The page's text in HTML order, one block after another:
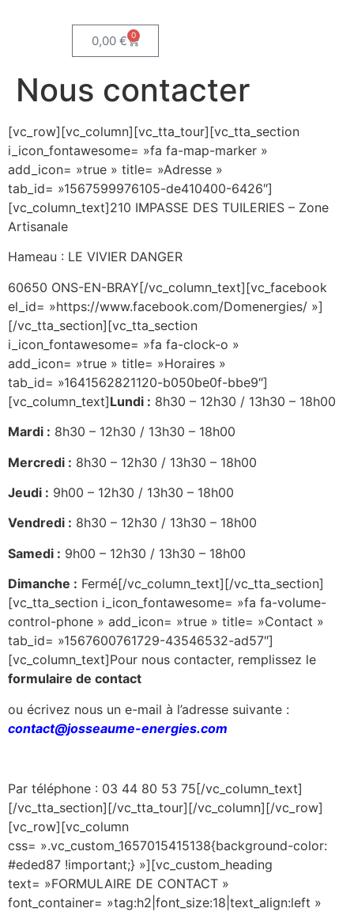
0,00€ 0
Nous contacter
[vc_row][vc_column][vc_tta_tour][vc_tta_section
i_icon_fontawesome= »fa fa-map-marker »
add_icon= »true » title= »Adresse »
tab_id= »1567599976105-de410400-6426″]
[vc_column_text]210 IMPASSE DES TUILERIES – Zone
Artisanale
Hameau : LE VIVIER DANGER
60650 ONS-EN-BRAY[/vc_column_text][vc_facebook
el_id= »https://www.facebook.com/Domenergies/ »]
[/vc_tta_section][vc_tta_section
i_icon_fontawesome= »fa fa-clock-o »
add_icon= »true » title= »Horaires »
tab_id= »1641562821120-b050be0f-bbe9″]
[vc_column_text]Lundi : 8h30 – 12h30 / 13h30 – 18h00
Mardi : 8h30 – 12h30 / 13h30 – 18h00
Mercredi : 8h30 – 12h30 / 13h30 – 18h00
Jeudi : 9h00 – 12h30 / 13h30 – 18h00
Vendredi : 8h30 – 12h30 / 13h30 – 18h00
Samedi : 9h00 – 12h30 / 13h30 – 18h00
Dimanche : Fermé[/vc_column_text][/vc_tta_section]
[vc_tta_section i_icon_fontawesome= »fa fa-volume-
control-phone » add_icon= »true » title= »Contact »
tab_id= »1567600761729-43546532-ad57″]
[vc_column_text]Pour nous contacter, remplissez le
formulaire de contact
ou écrivez nous un e-mail à l’adresse suivante :
contact@josseaume-energies.com
Par téléphone : 03 44 80 53 75[/vc_column_text]
[/vc_tta_section][/vc_tta_tour][/vc_column][/vc_row]
[vc_row][vc_column
css= ».vc_custom_1657015415138{background-color:
#eded87 !important;} »][vc_custom_heading
text= »FORMULAIRE DE CONTACT »
font_container= »tag:h2|font_size:18|text_align:left »